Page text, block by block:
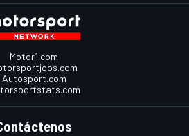
Motor1.com
Autosport.com